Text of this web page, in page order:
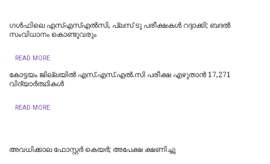
ഗൾഫിലെ എസ്എസ്എൽസി, പ്ലസ് ടു പരീക്ഷകൾ റദ്ദാക്കി; ബദൽ
സംവിധാനം കൊണ്ടുവരും
READ MORE
കോട്ടയം ജില്ലയില്‍ എസ്.എസ്.എല്‍.സി പരീക്ഷ എഴുതാന്‍ 17,271
വിദ്യാര്‍ത്ഥികള്‍
READ MORE
അവധിക്കാല ഫോസ്റ്റര്‍ കെയര്‍; അപേക്ഷ ക്ഷണിച്ചു